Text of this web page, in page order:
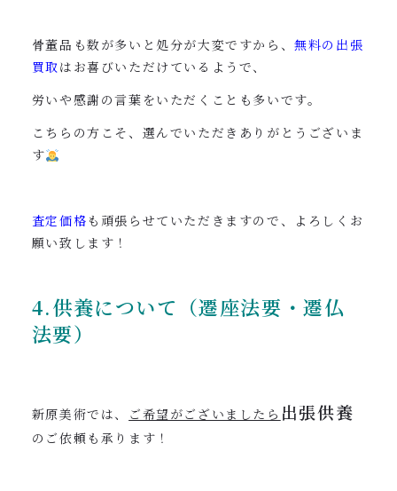
骨董品も数が多いと処分が大変ですから、無料の出張
買取はお喜びいただけているようで、
労いや感謝の言葉をいただくことも多いです。
こちらの方こそ、選んでいただきありがとうございま
す
査定価格 も頑張らせていただきますので、よろしくお
願い致します！
4.供養について（遷座法要・遷仏
法要）
新原美術では、 ご希望がございましたら 出張供養
のご依頼も承ります！